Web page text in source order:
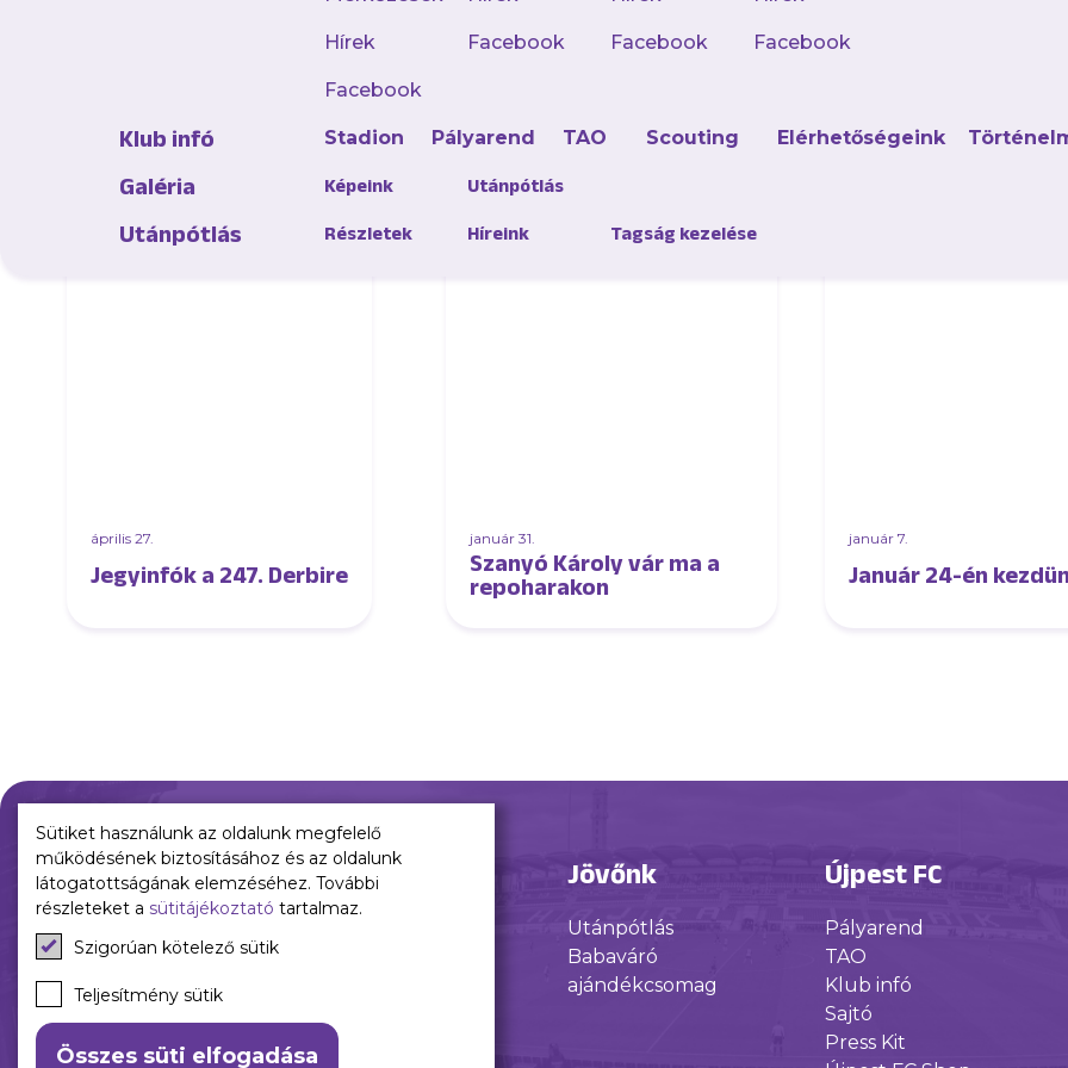
Hírek
Facebook
Facebook Facebook Facebook
Klub infó Stadion Pályarend TAO Scouting Elérhetőségeink
Galéria Képeink Utánpótlás
Utánpótlás Részletek Híreink Tagság kezelése
április 27.
Jegyinfók a 247. Derbire
január 31.
Szanyó Károly vár ma a
repoharakon
január 7.
Január 24-én
Múltunk
Történelmünk
Jelenünk Jövőnk
Utánpótlás
Babaváró
ajándékcsomag
Újpest FC
Pályarend
TAO
Klub infó
Sajtó
Press Kit
Sütiket használunk az oldalunk megfelelő
működésének biztosításához és az oldalunk
látogatottságának elemzéséhez. További
részleteket a sütitájékoztató tartalmaz.
Szigorúan kötelező sütik
Teljesítmény sütik
Összes süti elfogadása